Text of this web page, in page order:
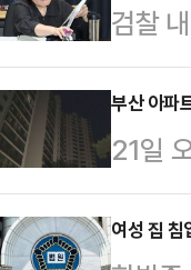
검찰
재명
임 부
놓고
부의
의 시
부산 아파
21일
이 쓰
으로
여성 집